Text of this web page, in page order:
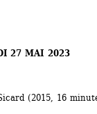
27 MAI 2023
(2015, 16